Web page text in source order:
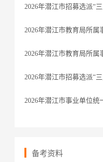
2026年潜江市招募选派“
2026年潜江市教育局所属
2026年潜江市教育局所
2026年潜江市招募选派“
2026年潜江市事业单位统
备考资料